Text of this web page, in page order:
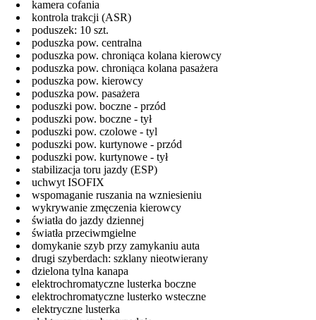
kamera cofania
kontrola trakcji (ASR)
poduszek: 10 szt.
poduszka pow. centralna
poduszka pow. chroniąca kolana kierowcy
poduszka pow. chroniąca kolana pasażera
poduszka pow. kierowcy
poduszka pow. pasażera
poduszki pow. boczne - przód
poduszki pow. boczne - tył
poduszki pow. czolowe - tyl
poduszki pow. kurtynowe - przód
poduszki pow. kurtynowe - tył
stabilizacja toru jazdy (ESP)
uchwyt ISOFIX
wspomaganie ruszania na wzniesieniu
wykrywanie zmęczenia kierowcy
światła do jazdy dziennej
światła przeciwmgielne
domykanie szyb przy zamykaniu auta
drugi szyberdach: szklany nieotwierany
dzielona tylna kanapa
elektrochromatyczne lusterka boczne
elektrochromatyczne lusterko wsteczne
elektryczne lusterka